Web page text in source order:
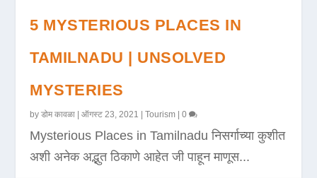
5 MYSTERIOUS PLACES IN
TAMILNADU | UNSOLVED
MYSTERIES
byडोम कावळा |ऑगस्ट 23, 2021 |Tourism |0
Mysterious Places in Tamilnadu निसर्गाच्या कुशीत
अशी अनेक अद्भुत ठिकाणे आहेत जी पाहून माणूस...